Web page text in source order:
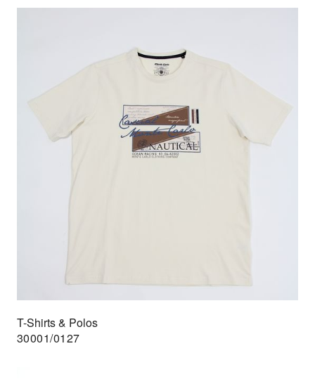
T-Shirts & Polos
30001/0127